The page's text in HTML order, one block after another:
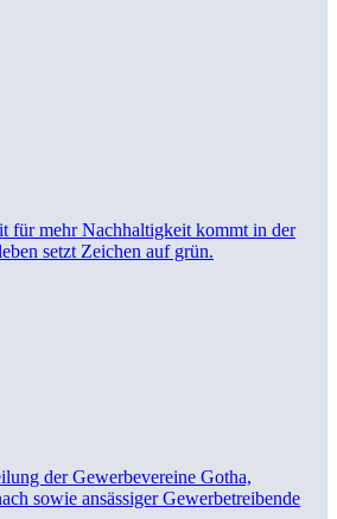
für mehr Nachhaltigkeit kommt in der
setzt Zeichen auf grün.
der Gewerbevereine Gotha,
sowie ansässiger Gewerbetreibende